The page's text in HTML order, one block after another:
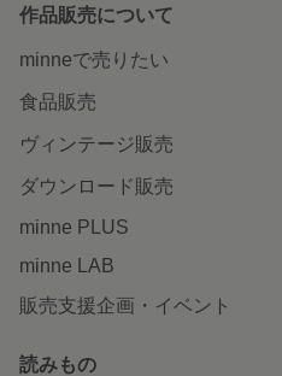
作品販売について
minneで売りたい
食品販売
ヴィンテージ販売
ダウンロード販売
minne PLUS
minne LAB
販売支援企画・イベント
読みもの